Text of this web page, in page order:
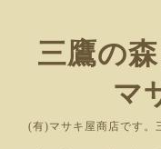
三鷹の
マ
(有)マサキ屋商店です